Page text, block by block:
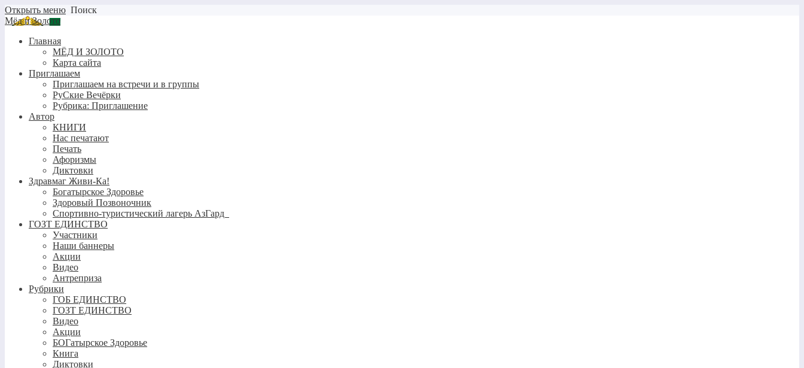
Открыть меню Поиск
Мёд и Золото
Главная
МЁД И ЗОЛОТО
Карта сайта
Приглашаем
Приглашаем на встречи и в группы
РуСкие Вечёрки
Рубрика: Приглашение
Автор
КНИГИ
Нас печатают
Печать
Афоризмы
Диктовки
Здравмаг Живи-Ка!
Богатырское Здоровье
Здоровый Позвоночник
Спортивно-туристический лагерь АзГард
ГОЗТ ЕДИНСТВО
Участники
Наши баннеры
Акции
Видео
Антреприза
Рубрики
ГОБ ЕДИНСТВО
ГОЗТ ЕДИНСТВО
Видео
Акции
БОГатырское Здоровье
Книга
Диктовки